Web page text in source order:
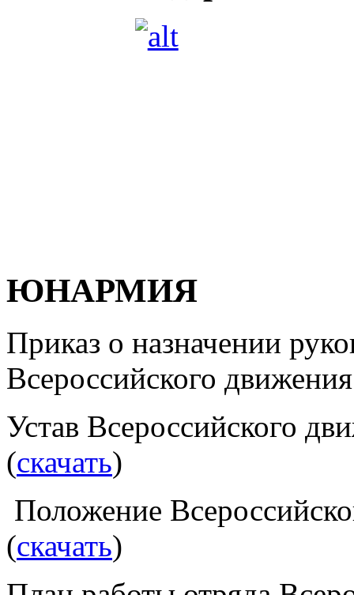
Устав Всероссийского
(скачать)
Положение
(скачать)
План работы отряда
"ЮНАРМИЯ"(скачать)